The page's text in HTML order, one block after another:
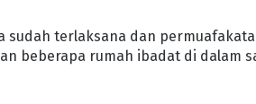
terlaksana dan
beberapa rumah ibadat di dalam